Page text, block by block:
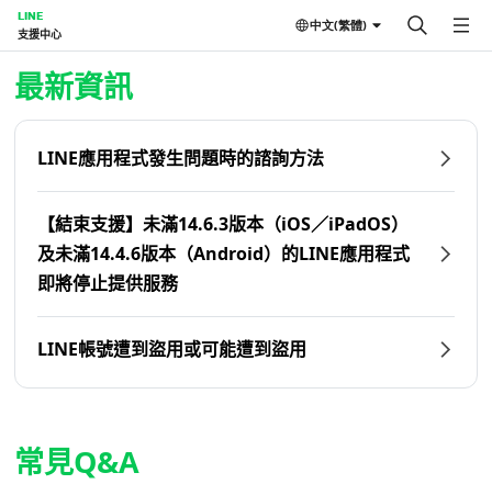
LINE
支援中心
中文(繁體)
首頁 | LINE支援中心
最新資訊
LINE應用程式發生問題時的諮詢方法
【結束支援】未滿14.6.3版本（iOS／iPadOS）
及未滿14.4.6版本（Android）的LINE應用程式
即將停止提供服務
LINE帳號遭到盜用或可能遭到盜用
常見Q&A